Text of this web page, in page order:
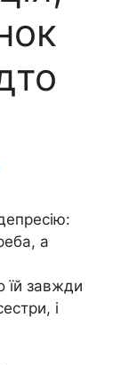
а
завжди
і